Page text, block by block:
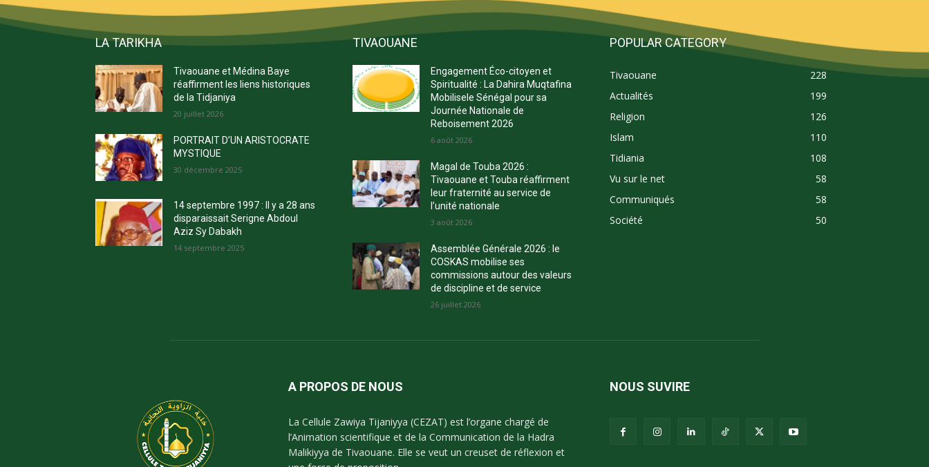
LA TARIKHA
Tivaouane et Médina Baye
réaffirment les liens historiques
de la Tidjaniya
20 juillet 2026
PORTRAIT D’UN ARISTOCRATE
MYSTIQUE
30 décembre 2025
14 septembre 1997 : Il y a 28 ans
disparaissait Serigne Abdoul
Aziz Sy Dabakh
14 septembre 2025
TIVAOUANE
Engagement Éco-citoyen et
Spiritualité : La Dahira Muqtafina
Mobilisele Sénégal pour sa
Journée Nationale de
Reboisement 2026
6 août 2026
Magal de Touba 2026 :
Tivaouane et Touba réaffirment
leur fraternité au service de
l’unité nationale
3 août 2026
Assemblée Générale 2026 : le
COSKAS mobilise ses
commissions autour des valeurs
de discipline et de service
26 juillet 2026
POPULAR CATEGORY
Tivaouane
228
Actualités
199
Religion
126
Islam
110
Tidiania
108
Vu sur le net
58
Communiqués
58
Société
50
A PROPOS DE NOUS
La Cellule Zawiya Tijaniyya (CEZAT) est l’organe chargé de
l’Animation scientifique et de la Communication de la Hadra
Malikiyya de Tivaouane. Elle se veut un creuset de réflexion et
NOUS SUVIRE